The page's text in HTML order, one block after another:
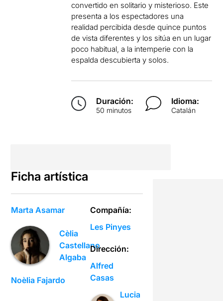
convertido en solitario y misterioso. Este
presenta a los espectadores una
realidad percibida desde quince puntos
de vista diferentes y los sitúa en un lugar
poco habitual, a la intemperie con la
espalda descubierta y solos.
Duración:
50 minutos
Idioma:
Catalán
Ficha artística
Marta Asamar
Cèlia
Castellano
Algaba
Noèlia Fajardo
Compañía:
Les Pinyes
Dirección:
Alfred
Casas
Lucia